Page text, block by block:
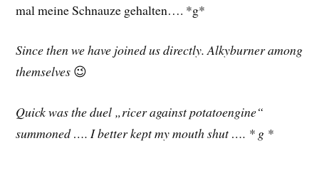
mal meine Schnauze gehalten…. *g*
Since then we have joined us directly. Alkyburner among
themselves 😉
Quick was the duel „ricer against potatoengine“
summoned …. I better kept my mouth shut …. * g *